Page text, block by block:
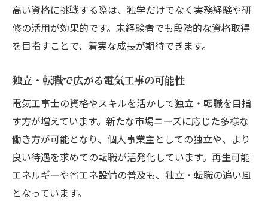
高い資格に挑戦する際は、独学だけでなく実務経験や研
修の活用が効果的です。未経験者でも段階的な資格取得
を目指すことで、着実な成長が期待できます。
独立・転職で広がる電気工事の可能性
電気工事士の資格やスキルを活かして独立・転職を目指
す方が増えています。新たな市場ニーズに応じた多様な
働き方が可能となり、個人事業主としての独立や、より
良い待遇を求めての転職が活発化しています。再生可能
エネルギーや省エネ設備の普及も、独立・転職の追い風
となっています。